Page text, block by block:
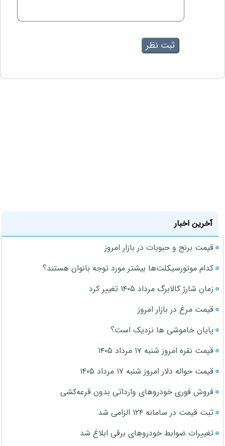
آخرین اخبار
قیمت برنج و حبوبات در بازار امروز
کدام موتورسیکلت‌ها بیشتر مورد توجه بانوان هستند؟
زمان شارژ کالابرگ مرداد ۱۴۰۵ تغییر کرد
قیمت مرغ در بازار امروز
پایان خاموشی ها نزدیک است؟
قیمت نقره امروز شنبه ۱۷ مرداد ۱۴۰۵
قیمت حواله دلار امروز شنبه ۱۷ مرداد ۱۴۰۵
فروش فوری خودروهای وارداتی بدون قرعه‌کشی
ثبت قیمت در سامانه ۱۲۴ الزامی شد
تغییرات ضوابط خودروهای برقی ابلاغ شد